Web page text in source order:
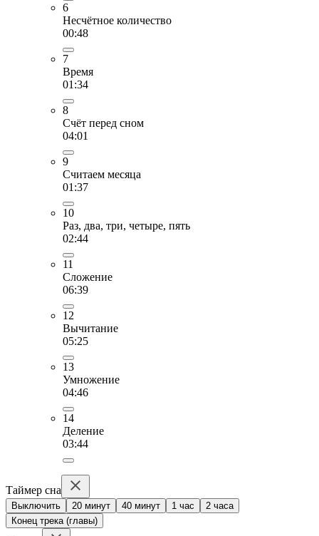
6
Несчётное количество
00:48
7
Время
01:34
8
Счёт перед сном
04:01
9
Считаем месяца
01:37
10
Раз, два, три, четыре, пять
02:44
11
Сложение
06:39
12
Вычитание
05:25
13
Умножение
04:46
14
Деление
03:44
Таймер сна
Выключить 20 минут 40 минут 1 час
2 часа
Конец трека (главы)